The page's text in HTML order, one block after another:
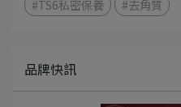
#TS6私密保養
#去角質
品牌快訊